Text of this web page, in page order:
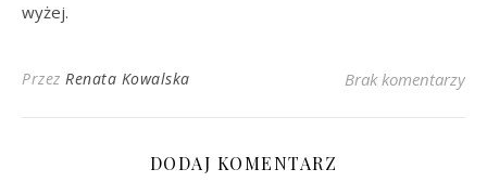
wyżej.
Przez Renata Kowalska Brak komentarzy
DODAJ KOMENTARZ